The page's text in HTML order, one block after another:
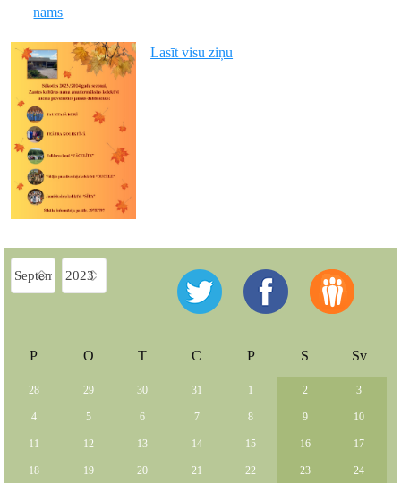
nams
Lasīt visu ziņu
P O T C P S Sv
28 29 30 31 1 2 3
4 5 6 7 8 9 10
11 12 13 14 15 16 17
18 19 20 21 22 23 24